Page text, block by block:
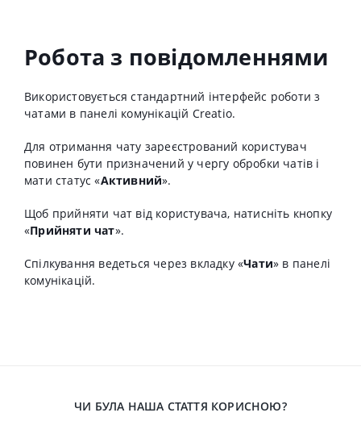
Робота з повiдомленнями
Використовується стандартний інтерфейс роботи з
чатами в панелі комунікацій Creatio.
Для отримання чату зареєстрований користувач
повинен бути призначений у чергу обробки чатів і
мати статус «Активний».
Щоб прийняти чат від користувача, натисніть кнопку
«Прийняти чат».
Спілкування ведеться через вкладку «Чати» в панелі
комунікацій.
ЧИ БУЛА НАША СТАТТЯ КОРИСНОЮ?